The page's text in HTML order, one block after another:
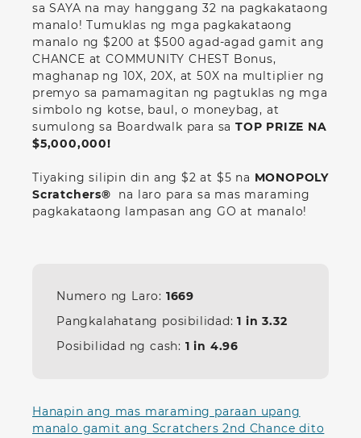
sa SAYA na may hanggang 32 na pagkakataong
manalo! Tumuklas ng mga pagkakataong
manalo ng $200 at $500 agad-agad gamit ang
CHANCE at COMMUNITY CHEST Bonus,
maghanap ng 10X, 20X, at 50X na multiplier ng
premyo sa pamamagitan ng pagtuklas ng mga
simbolo ng kotse, baul, o moneybag, at
sumulong sa Boardwalk para saTOP PRIZE NA
$5,000,000!
Tiyaking silipin din ang $2 at $5 na MONOPOLY
Scratchers®
na laro para sa mas maraming
pagkakataong lampasan ang GO at manalo!
Numero ng Laro: 1669
Pangkalahatang posibilidad:1 in 3.32
Posibilidad ng cash: 1 in 4.96
Hanapin ang mas maraming paraan upang
manalo gamit ang Scratchers 2nd Chance dito